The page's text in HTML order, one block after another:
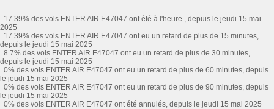
17.39% des vols ENTER AIR E47047 ont été à l'heure , depuis le jeudi 15 mai
2025
17.39% des vols ENTER AIR E47047 ont eu un retard de plus de 15 minutes,
depuis le jeudi 15 mai 2025
8.7% des vols ENTER AIR E47047 ont eu un retard de plus de 30 minutes,
depuis le jeudi 15 mai 2025
0% des vols ENTER AIR E47047 ont eu un retard de plus de 60 minutes, depuis
le jeudi 15 mai 2025
0% des vols ENTER AIR E47047 ont eu un retard de plus de 90 minutes, depuis
le jeudi 15 mai 2025
0% des vols ENTER AIR E47047 ont été annulés, depuis le jeudi 15 mai 2025